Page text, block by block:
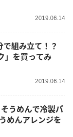
2019.06.14
で組み立て！？
」を買ってみ
2019.06.14
うめんで冷製パ
めんアレンジを